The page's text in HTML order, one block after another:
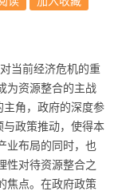
当前经济危机的重
为资源整合的主战
主角，政府的深度参
与政策推动，使得本
业布局的同时，也
性对待资源整合之
焦点。在政府政策